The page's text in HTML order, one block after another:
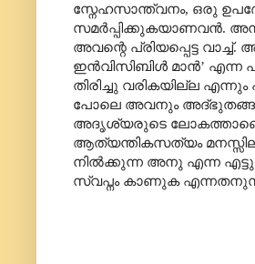
സ്നേഹസാന്ത്വനം, ഒരു
സമർപ്പിക്കുകയാണവൻ.
അവന്റെ പ്രിയപ്പെട്ട
ഇൻവിസിബിൾ മാൻ’ എന്ന
തിരിച്ചു വരികയില്ല
പോലെ അവനും
അദൃശ്യരുടെ
ആത്യന്തികസത്യം
നിൽക്കുന്ന അനു എന്ന
സ്വപ്നം കാണുക